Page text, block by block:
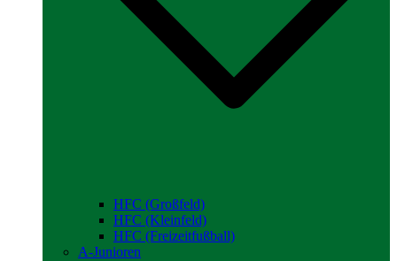
HFC (Großfeld)
HFC (Kleinfeld)
HFC (Freizeitfußball)
A-Junioren